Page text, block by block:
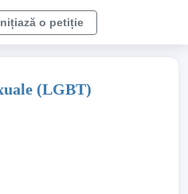
o petiție
(LGBT)